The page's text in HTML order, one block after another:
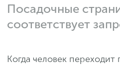
Посадочные
соответствует
Когда человек